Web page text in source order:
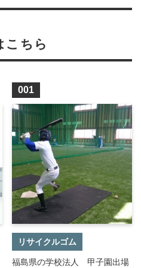
こちら
001
リサイクルゴム
福島県の学校法人 甲子園出場